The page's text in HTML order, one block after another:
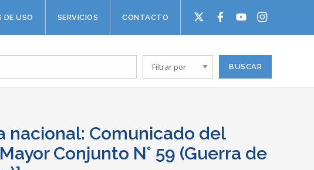
DE USO SERVICIOS CONTACTO
nacional: Comunicado del
Conjunto N° 59 (Guerra de